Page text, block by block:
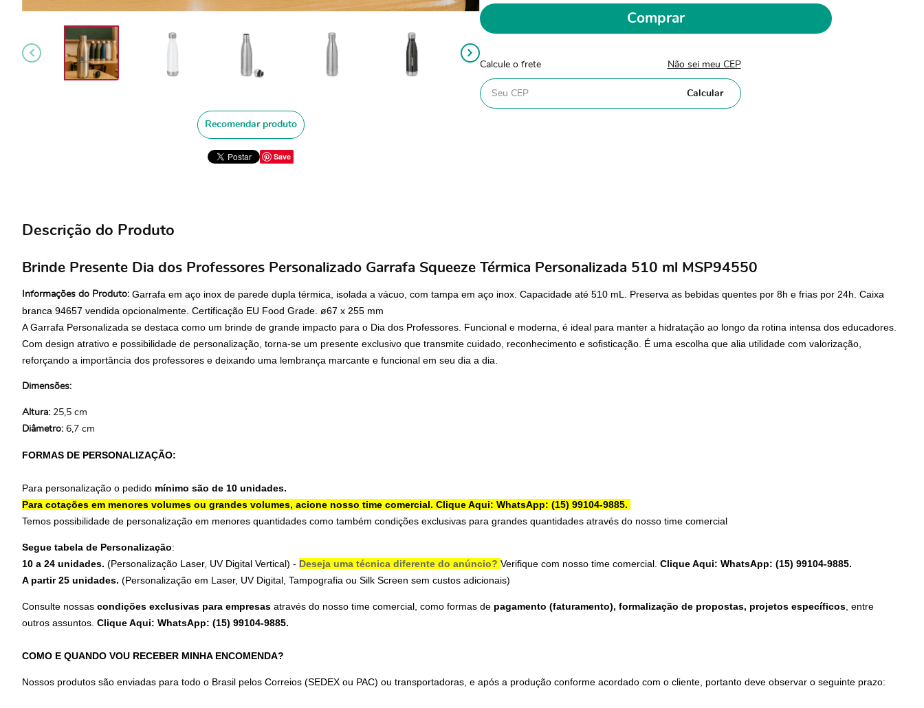
Recomendar produto
Save
Comprar
Calcule o frete Não sei meu CEP
Calcular
Descrição do Produto
Brinde Presente Dia dos Professores Personalizado Garrafa Squeeze Térmica Personalizada 510 ml MSP94550
Informações do Produto: Garrafa em aço inox de parede dupla térmica, isolada a vácuo, com tampa em aço inox. Capacidade até 510 mL. Preserva as bebidas quentes por 8h e frias por 24h. Caixa
branca 94657 vendida opcionalmente. Certificação EU Food Grade. ø67 x 255 mm
A Garrafa Personalizada se destaca como um brinde de grande impacto para o Dia dos Professores. Funcional e moderna, é ideal para manter a hidratação ao longo da rotina intensa dos educadores.
Com design atrativo e possibilidade de personalização, torna-se um presente exclusivo que transmite cuidado, reconhecimento e sofisticação. É uma escolha que alia utilidade com valorização,
reforçando a importância dos professores e deixando uma lembrança marcante e funcional em seu dia a dia.
Dimensões:
Altura: 25,5 cm
Diâmetro: 6,7 cm
FORMAS DE PERSONALIZAÇÃO:
Para personalização o pedido mínimo são de 10 unidades.
Para cotações em menores volumes ou grandes volumes, acione nosso time comercial. Clique Aqui: WhatsApp: (15) 99104-9885.
Temos possibilidade de personalização em menores quantidades como também condições exclusivas para grandes quantidades através do nosso time comercial
Segue tabela de Personalização:
10 a 24 unidades. (Personalização Laser, UV Digital Vertical) - Deseja uma técnica diferente do anúncio? Verifique com nosso time comercial. Clique Aqui: WhatsApp: (15) 99104-9885.
A partir 25 unidades. (Personalização em Laser, UV Digital, Tampografia ou Silk Screen sem custos adicionais)
Consulte nossas condições exclusivas para empresas através do nosso time comercial, como formas de pagamento (faturamento), formalização de propostas, projetos específicos , entre
outros assuntos. Clique Aqui: WhatsApp: (15) 99104-9885.
COMO E QUANDO VOU RECEBER MINHA ENCOMENDA?
Nossos produtos são enviadas para todo o Brasil pelos Correios (SEDEX ou PAC) ou transportadoras, e após a produção conforme acordado com o cliente, portanto deve observar o seguinte prazo: